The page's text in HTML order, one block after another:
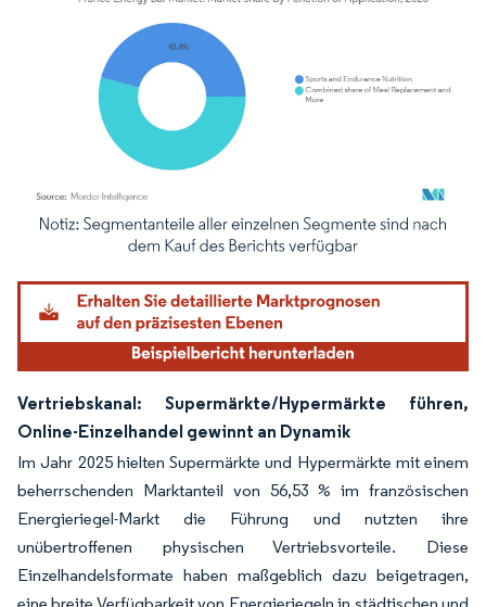
Bild © Mordor Intelligence. Wiederverwendung erfordert Namensnennung
Vertriebskanal: Supermärkte/Hypermärkte führen,
Online-Einzelhandel gewinnt an Dynamik
Im Jahr 2025 hielten Supermärkte und Hypermärkte mit einem
beherrschenden Marktanteil von 56,53 % im französischen
Energieriegel-Markt die Führung und nutzten ihre
unübertroffenen physischen Vertriebsvorteile. Diese
Einzelhandelsformate haben maßgeblich dazu beigetragen,